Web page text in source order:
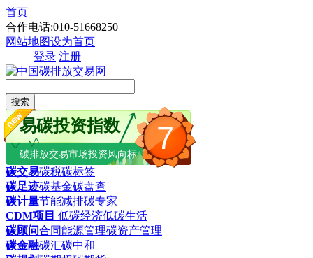
首页
合作电话:010-51668250
网站地图设为首页
登录 注册
搜索
7
易碳投资指数
碳排放交易市场投资风向标
碳交易碳税碳标签
碳足迹碳基金碳盘查
碳计量节能减排碳专家
CDM项目 低碳经济低碳生活
碳顾问合同能源管理碳资产管理
碳金融碳汇碳中和